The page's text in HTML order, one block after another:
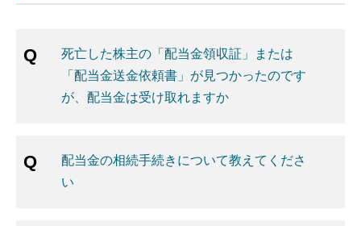
死亡した株主の「配当金領収証」または
「配当金送金依頼書」が見つかったのです
が、配当金は受け取れますか
配当金の相続手続きについて教えてくださ
い